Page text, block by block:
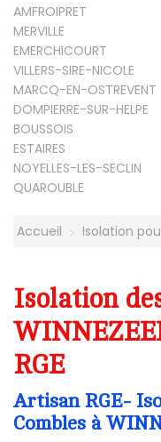
AMFROIPRET
MERVILLE
EMERCHICOURT
VILLERS-SIRE-NICOLE
MARCQ-EN-OSTREVENT
DOMPIERRE-SUR-HELPE
BOUSSOIS
ESTAIRES
NOYELLES-LES-SECLIN
QUAROUBLE
Accueil Isolation
Isolation
RGE
Artisan RGE-
Combles à